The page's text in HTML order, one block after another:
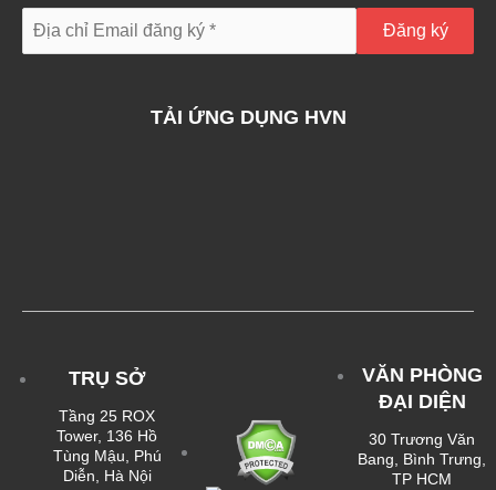
TẢI ỨNG DỤNG HVN
TRỤ SỞ
Tầng 25 ROX
Tower, 136 Hồ
Tùng Mậu, Phú
Diễn, Hà Nội
VĂN PHÒNG
ĐẠI DIỆN
30 Trương Văn
Bang, Bình Trưng,
TP HCM